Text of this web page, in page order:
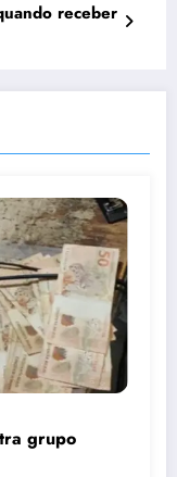
receber
grupo